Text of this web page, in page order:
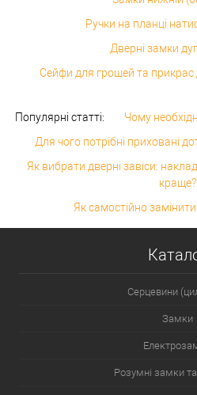
Ручки на планці
Дверні замки
Сейфи для грошей та
Популярні статті:
Чому
Для чого потрібні приховані
Як вибрати дверні завіси:
краще?
Як самостійно
Серцевини
Замки
Розумні замки